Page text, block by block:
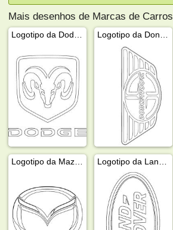
Mais desenhos de Marcas de Carros